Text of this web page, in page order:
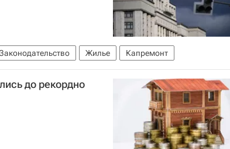
Жилье Капремонт
до рекордно